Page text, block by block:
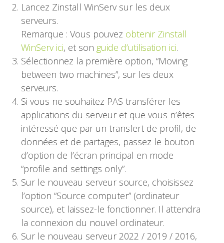
Lancez Zinstall WinServ sur les deux
serveurs.
Remarque : Vous pouvez obtenir Zinstall
WinServ ici, et son guide d’utilisation ici.
Sélectionnez la première option, “Moving
between two machines”, sur les deux
serveurs.
Si vous ne souhaitez PAS transférer les
applications du serveur et que vous n’êtes
intéressé que par un transfert de profil, de
données et de partages, passez le bouton
d’option de l’écran principal en mode
“profile and settings only”.
Sur le nouveau serveur source, choisissez
l’option “Source computer” (ordinateur
source), et laissez-le fonctionner. Il attendra
la connexion du nouvel ordinateur.
Sur le nouveau serveur 2022 / 2019 / 2016,